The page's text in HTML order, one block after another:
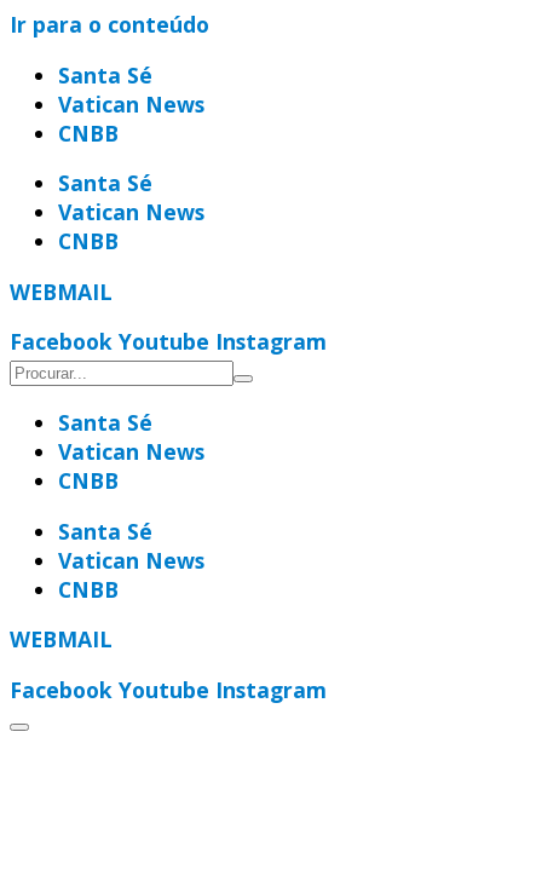
Ir para o conteúdo
Santa Sé
Vatican News
CNBB
Santa Sé
Vatican News
CNBB
WEBMAIL
Facebook Youtube Instagram
Santa Sé
Vatican News
CNBB
Santa Sé
Vatican News
CNBB
WEBMAIL
Facebook Youtube Instagram